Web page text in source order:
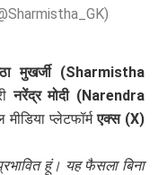
मुखर्जी (Sharmistha
नरेंद्र मोदी (Narendra
प्लेटफॉर्मएक्स (X)
हूं। यह फैसला बिना